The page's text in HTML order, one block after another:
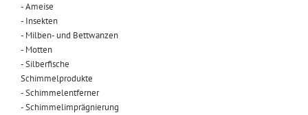
- Ameise
- Insekten
- Milben- und Bettwanzen
- Motten
- Silberfische
Schimmelprodukte
- Schimmelentferner
- Schimmelimprägnierung